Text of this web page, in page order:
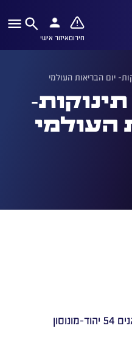
חירוםאיזור אישי
יום הבריאות העולמי
העולמי